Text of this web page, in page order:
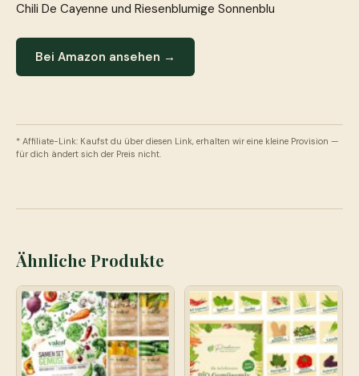
Chili De Cayenne und Riesenblumige Sonnenblu
Bei Amazon ansehen →
* Affiliate-Link: Kaufst du über diesen Link, erhalten wir eine kleine Provision —
für dich ändert sich der Preis nicht.
Ähnliche Produkte